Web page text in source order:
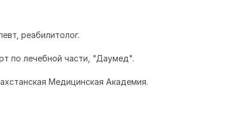
реабилитолог.
по лечебной части, "Даумед".
Медицинская Академия.